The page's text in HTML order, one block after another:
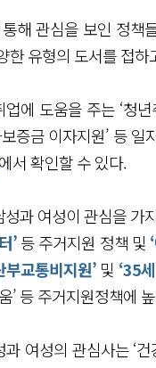
해 관심을 보인 정책
한 유형의 도서를 접하
업에 도움을 주는 ‘청
보증금 이자지원’ 등
에서 확인할 수 있다.
성과 여성이 관심을 가
’등 주거지원 정책 및
부교통비지원’ 및 ‘35
’ 등 주거지원정책에
과 여성의 관심사는 ‘